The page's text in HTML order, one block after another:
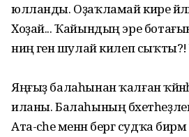
юлланды. Оҙаҡламай кире
Хоҙай... Ҡайындың эре
ниңә генә шулай килеп сыҡты?! Ул
Яңғыҙ балаһынан ҡалған
иланы. Балаһының
Ата-әсәһе менән бергә судҡа